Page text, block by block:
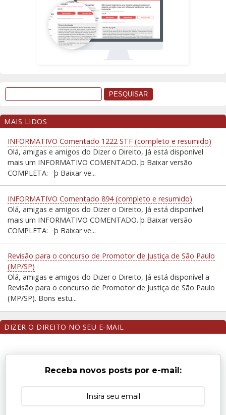
MAIS LIDOS
INFORMATIVO Comentado 1222 STF (completo e resumido)
Olá, amigas e amigos do Dizer o Direito, Já está disponível
mais um INFORMATIVO COMENTADO. þ Baixar versão
COMPLETA: þ Baixar ve...
INFORMATIVO Comentado 894 (completo e resumido)
Olá, amigas e amigos do Dizer o Direito, Já está disponível
mais um INFORMATIVO COMENTADO. þ Baixar versão
COMPLETA: þ Baixar ve...
Revisão para o concurso de Promotor de Justiça de São Paulo
(MP/SP)
Olá, amigas e amigos do Dizer o Direito, Já está disponível a
Revisão para o concurso de Promotor de Justiça de São Paulo
(MP/SP). Bons estu...
DIZER O DIREITO NO SEU E-MAIL
Receba novos posts por e-mail: